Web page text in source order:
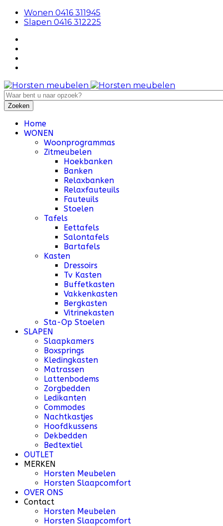
Wonen 0416 311945
Slapen 0416 312225
Home
WONEN
Woonprogrammas
Zitmeubelen
Hoekbanken
Banken
Relaxbanken
Relaxfauteuils
Fauteuils
Stoelen
Tafels
Eettafels
Salontafels
Bartafels
Kasten
Dressoirs
Tv Kasten
Buffetkasten
Vakkenkasten
Bergkasten
Vitrinekasten
Sta-Op Stoelen
SLAPEN
Slaapkamers
Boxsprings
Kledingkasten
Matrassen
Lattenbodems
Zorgbedden
Ledikanten
Commodes
Nachtkastjes
Hoofdkussens
Dekbedden
Bedtextiel
OUTLET
MERKEN
Horsten Meubelen
Horsten Slaapcomfort
OVER ONS
Contact
Horsten Meubelen
Horsten Slaapcomfort